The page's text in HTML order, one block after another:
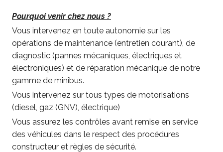
Pourquoi venir chez nous ?
Vous intervenez en toute autonomie sur les
opérations de maintenance (entretien courant), de
diagnostic (pannes mécaniques, électriques et
électroniques) et de réparation mécanique de notre
gamme de minibus.
Vous intervenez sur tous types de motorisations
(diesel, gaz (GNV), électrique)
Vous assurez les contrôles avant remise en service
des véhicules dans le respect des procédures
constructeur et règles de sécurité.